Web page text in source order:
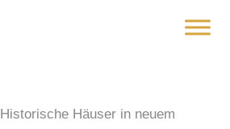
Historische Häuser in neuem